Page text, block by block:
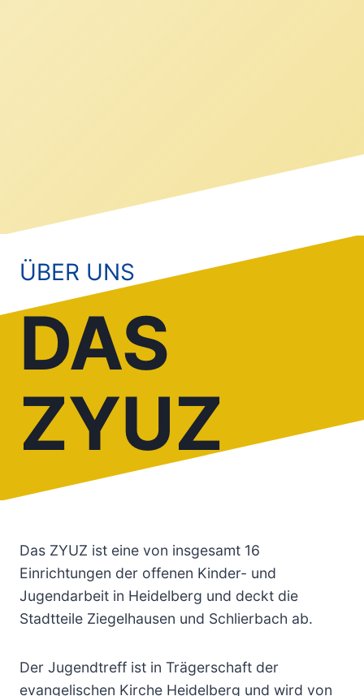
ÜBER UNS
DAS
ZYUZ
Das ZYUZ ist eine von insgesamt 16
Einrichtungen der offenen Kinder- und
Jugendarbeit in Heidelberg und deckt die
Stadtteile Ziegelhausen und Schlierbach ab.
Der Jugendtreff ist in Trägerschaft der
evangelischen Kirche Heidelberg und wird von